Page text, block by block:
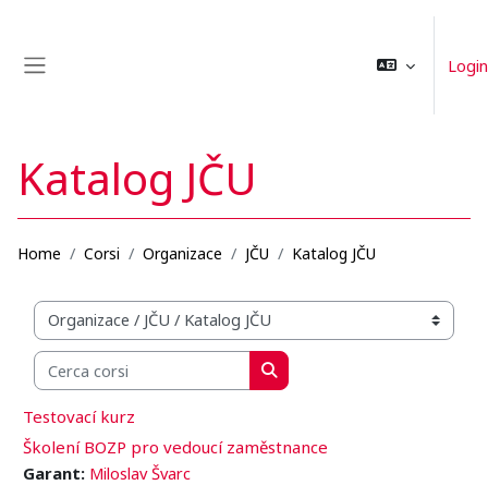
Login
Katalog JČU
Home Corsi Organizace JČU Katalog JČU
Categorie di corso
Cerca corsi
Cerca corsi
Testovací kurz
Školení BOZP pro vedoucí zaměstnance
Garant: Miloslav Švarc